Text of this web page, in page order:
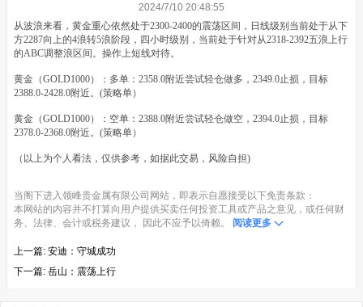
2024/7/10 20:48:55
从波浪来看，黄金重心依然处于2300-2400的震荡区间，日线级别当前处于从下
方2287向上的4浪转5浪阶段，四小时级别，当前处于针对从2318-2392五浪上行
的ABC调整浪区间。操作上短线对待。
黄金（GOLD1000）：多单：2358.0附近尝试轻仓做多，2349.0止损，目标
2388.0-2428.0附近。(策略单）
黄金（GOLD1000）：空单：2388.0附近尝试轻仓做空，2394.0止损，目标
2378.0-2368.0附近。(策略单）
（以上为个人看法，仅供参考，如据此交易，风险自担)
当阁下进入领峰贵金属有限公司网站，即表示自愿接受以下免责条款：
本网站的内容并不打算向用户提供买卖任何投资工具或产品之意见，或任何财
务、法律、会计或税务建议， 因此不应予以倚赖。
阅读更多
上一篇: 安迪：守城成功
下一篇: 岳山：震荡上行